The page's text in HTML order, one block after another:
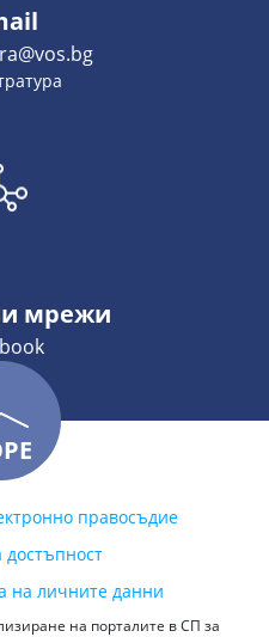
мрежи
правосъдие
достъпност
на личните данни
на порталите в СП за